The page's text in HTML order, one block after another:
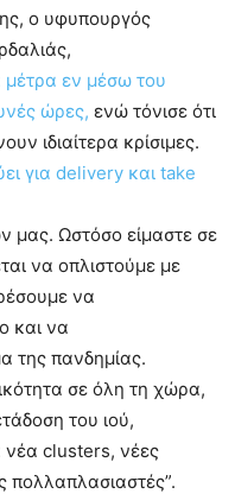
ο υφυπουργός
εν μέσω του
ώρες, ενώ τόνισε ότι
ιδιαίτερα κρίσιμες.
για delivery και take
μας. Ωστόσο είμαστε σε
να οπλιστούμε με
να
και να
της πανδημίας.
σε όλη τη χώρα,
του ιού,
νέα clusters, νέες
πολλαπλασιαστές”.